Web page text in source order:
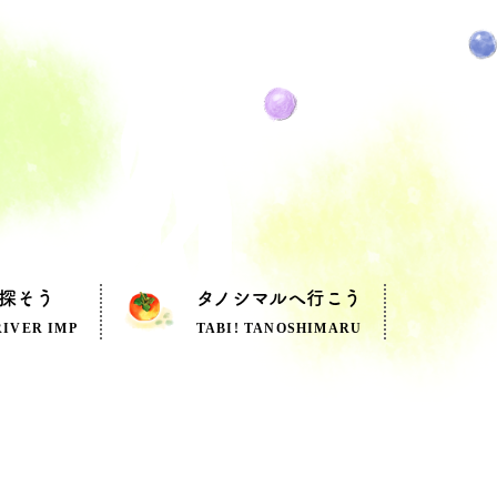
そう
IMP
タノシマルへ行こう
TABI! TANOSHIMARU